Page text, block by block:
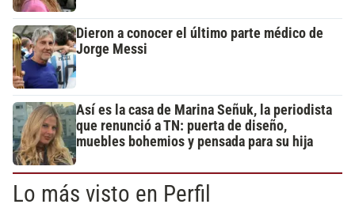
Dieron a conocer el último parte médico de
Jorge Messi
Así es la casa de Marina Señuk, la periodista
que renunció a TN: puerta de diseño,
muebles bohemios y pensada para su hija
Lo más visto en Perfil